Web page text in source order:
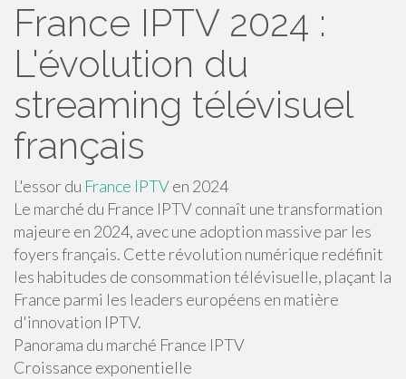
France IPTV 2024 :
L'évolution du
streaming télévisuel
français
L'essor du France IPTVen 2024
Le marché du France IPTV connaît une transformation
majeure en 2024, avec une adoption massive par les
foyers français. Cette révolution numérique redéfinit
les habitudes de consommation télévisuelle, plaçant la
France parmi les leaders européens en matière
d'innovation IPTV.
Panorama du marché France IPTV
Croissance exponentielle